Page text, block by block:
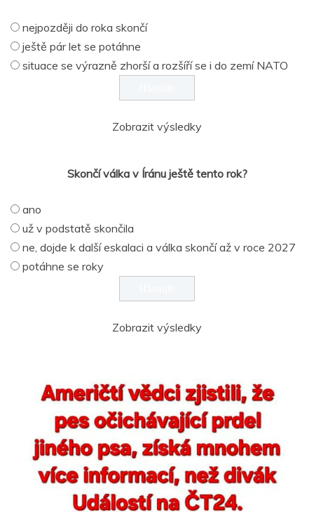
nejpozději do roka skončí
ještě pár let se potáhne
situace se výrazně zhorší a rozšíří se i do zemí NATO
Zobrazit výsledky
Skončí válka v Íránu ještě tento rok?
ano
už v podstatě skončila
ne, dojde k další eskalaci a válka skončí až v roce 2027
potáhne se roky
Zobrazit výsledky